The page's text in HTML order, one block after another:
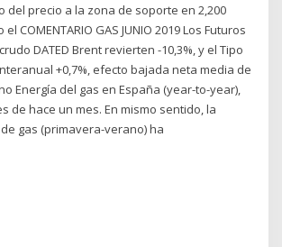
del precio a la zona de soporte en 2,200
COMENTARIO GAS JUNIO 2019 Los Futuros
DATED Brent revierten -10,3%, y el Tipo
+0,7%, efecto bajada neta media de
Energía del gas en España (year-to-year),
de hace un mes. En mismo sentido, la
gas (primavera-verano) ha